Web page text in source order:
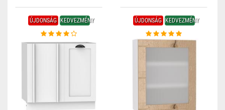
ÚJDONSÁG KEDVEZMÉNY ÚJDONSÁG KEDVEZMÉNY